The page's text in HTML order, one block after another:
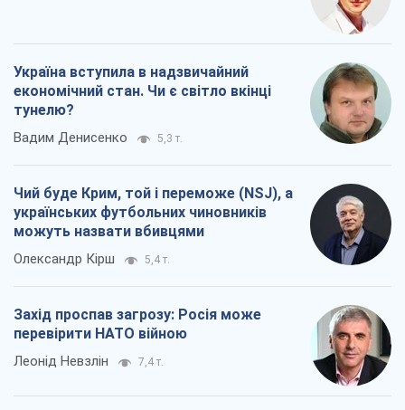
Україна вступила в надзвичайний
економічний стан. Чи є світло вкінці
тунелю?
Вадим Денисенко 5,3 т.
Чий буде Крим, той і переможе (NSJ), а
українських футбольних чиновників
можуть назвати вбивцями
Олександр Кірш 5,4 т.
Захід проспав загрозу: Росія може
перевірити НАТО війною
Леонід Невзлін 7,4 т.